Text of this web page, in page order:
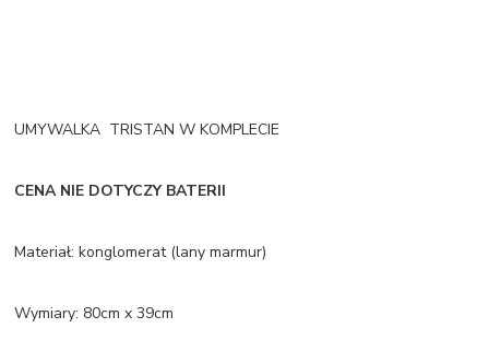
UMYWALKA TRISTAN W KOMPLECIE
CENA NIE DOTYCZY BATERII
Materiał: konglomerat (lany marmur)
Wymiary: 80cm x 39cm